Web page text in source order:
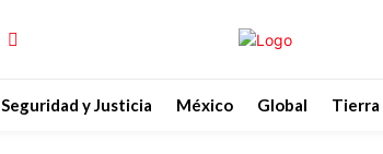
Seguridad y Justicia México Global